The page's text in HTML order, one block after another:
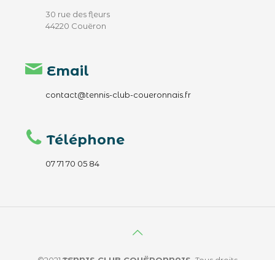
30 rue des fleurs
44220 Couëron
Email
contact@tennis-club-coueronnais.fr
Téléphone
07 71 70 05 84